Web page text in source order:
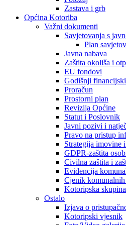
Zastava i grb
Općina Kotoriba
Važni dokumenti
Savjetovanja s
Plan
Javna nabava
Zaštita okoliša i
EU fondovi
Godišnji
Proračun
Prostorni plan
Revizija Općine
Statut i Poslovnik
Javni pozivi i
Pravo na pristup
Strategija imovine
GDPR-zaštita
Civilna zaštita i
Evidencija
Cjenik komunalnih
Kotoripska
Ostalo
Izjava o
Kotoripski vjesnik